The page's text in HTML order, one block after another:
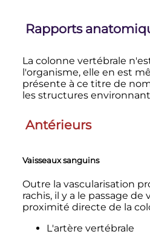
Rapports
La colonne vertébrale
l'organisme, elle en est
présente à ce titre de
les structures
Antérieurs
Vaisseaux sanguins
Outre la vascularisation
rachis, il y a le passage de
proximité directe de la
L'artère vertébrale